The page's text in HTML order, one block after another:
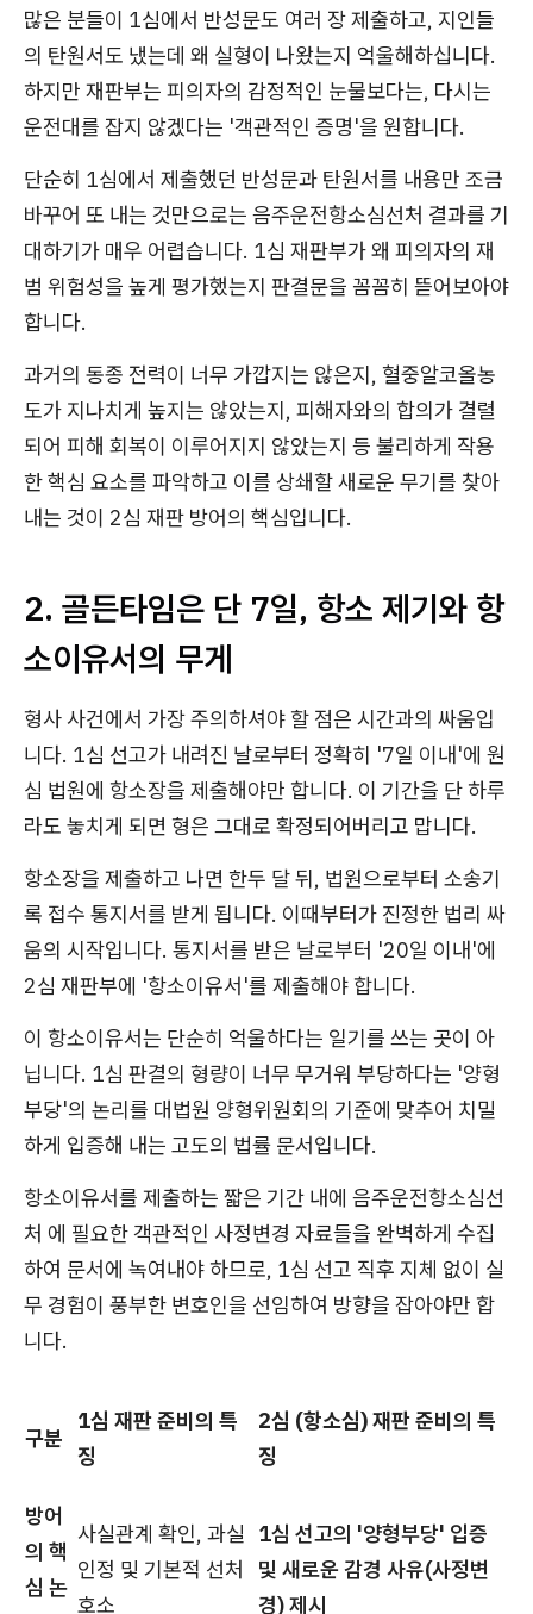
많은 분들이 1심에서 반성문도 여러 장 제출하고, 지인들
의 탄원서도 냈는데 왜 실형이 나왔는지 억울해하십니다.
하지만 재판부는 피의자의 감정적인 눈물보다는, 다시는
운전대를 잡지 않겠다는 '객관적인 증명'을 원합니다.
단순히 1심에서 제출했던 반성문과 탄원서를 내용만 조금
바꾸어 또 내는 것만으로는 음주운전항소심선처 결과를 기
대하기가 매우 어렵습니다. 1심 재판부가 왜 피의자의 재
범 위험성을 높게 평가했는지 판결문을 꼼꼼히 뜯어보아야
합니다.
과거의 동종 전력이 너무 가깝지는 않은지, 혈중알코올농
도가 지나치게 높지는 않았는지, 피해자와의 합의가 결렬
되어 피해 회복이 이루어지지 않았는지 등 불리하게 작용
한 핵심 요소를 파악하고 이를 상쇄할 새로운 무기를 찾아
내는 것이 2심 재판 방어의 핵심입니다.
2. 골든타임은 단 7일, 항소 제기와 항
소이유서의 무게
형사 사건에서 가장 주의하셔야 할 점은 시간과의 싸움입
니다. 1심 선고가 내려진 날로부터 정확히 '7일 이내'에 원
심 법원에 항소장을 제출해야만 합니다. 이 기간을 단 하루
라도 놓치게 되면 형은 그대로 확정되어버리고 맙니다.
항소장을 제출하고 나면 한두 달 뒤, 법원으로부터 소송기
록 접수 통지서를 받게 됩니다. 이때부터가 진정한 법리 싸
움의 시작입니다. 통지서를 받은 날로부터 '20일 이내'에
2심 재판부에 '항소이유서'를 제출해야 합니다.
이 항소이유서는 단순히 억울하다는 일기를 쓰는 곳이 아
닙니다. 1심 판결의 형량이 너무 무거워 부당하다는 '양형
부당'의 논리를 대법원 양형위원회의 기준에 맞추어 치밀
하게 입증해 내는 고도의 법률 문서입니다.
항소이유서를 제출하는 짧은 기간 내에 음주운전항소심선
처 에 필요한 객관적인 사정변경 자료들을 완벽하게 수집
하여 문서에 녹여내야 하므로, 1심 선고 직후 지체 없이 실
무 경험이 풍부한 변호인을 선임하여 방향을 잡아야만 합
니다.
구분
1심 재판 준비의 특
징
2심 (항소심) 재판 준비의 특
징
방어
의 핵
심 논
사실관계 확인, 과실
인정 및 기본적 선처
호소
1심 선고의 '양형부당' 입증
및 새로운 감경 사유(사정변
경) 제시